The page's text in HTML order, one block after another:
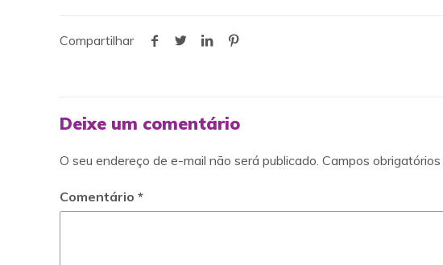
Compartilhar
Deixe um comentário
O seu endereço de e-mail não será publicado. Campos
Comentário*